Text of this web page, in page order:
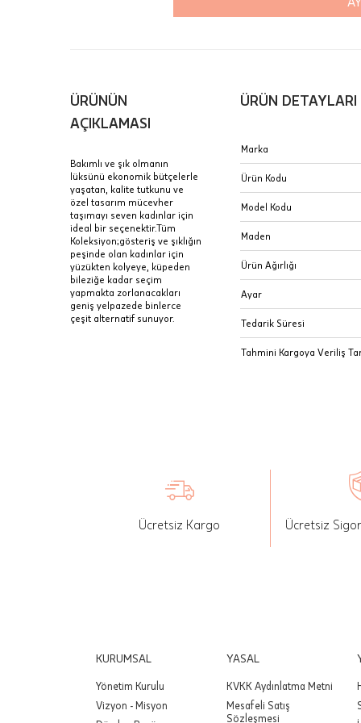
Stoklar çok
Taksit
Tek Çekim
2 Taksit
3 Taksit
E-Posta Adresi
ÜRÜNÜN
AÇIKLAMASI
Bakımlı ve şık olmanın
lüksünü ekonomik bütçelerle
yaşatan, kalite tutkunu ve
özel tasarım mücevher
taşımayı seven kadınlar için
ideal bir seçenektir.Tüm
Koleksiyon;gösteriş ve şıklığın
peşinde olan kadınlar için
yüzükten kolyeye, küpeden
bileziğe kadar seçim
yapmakta zorlanacakları
geniş yelpazede binlerce
çeşit alternatif sunuyor.
ÜRÜN DETAYLARI
Marka
Ürün Kodu
Model Kodu
Maden
Ürün Ağırlığı
Ayar
Tedarik Süresi
Tahmini Kargoya Veriliş
Ücretsiz Kargo Ücretsiz
KURUMSAL
Yönetim Kurulu
Vizyon - Misyon
YASAL
KVKK Aydınlatma Metni
Mesafeli Satış
Sözleşmesi
Sertifika
JTR |
Sipariş
İptal:
seçilen
Önemli:
Önemli: